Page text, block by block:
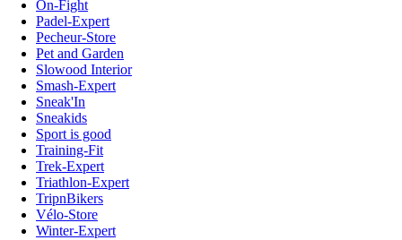
On-Fight
Padel-Expert
Pecheur-Store
Pet and Garden
Slowood Interior
Smash-Expert
Sneak'In
Sneakids
Sport is good
Training-Fit
Trek-Expert
Triathlon-Expert
TripnBikers
Vélo-Store
Winter-Expert